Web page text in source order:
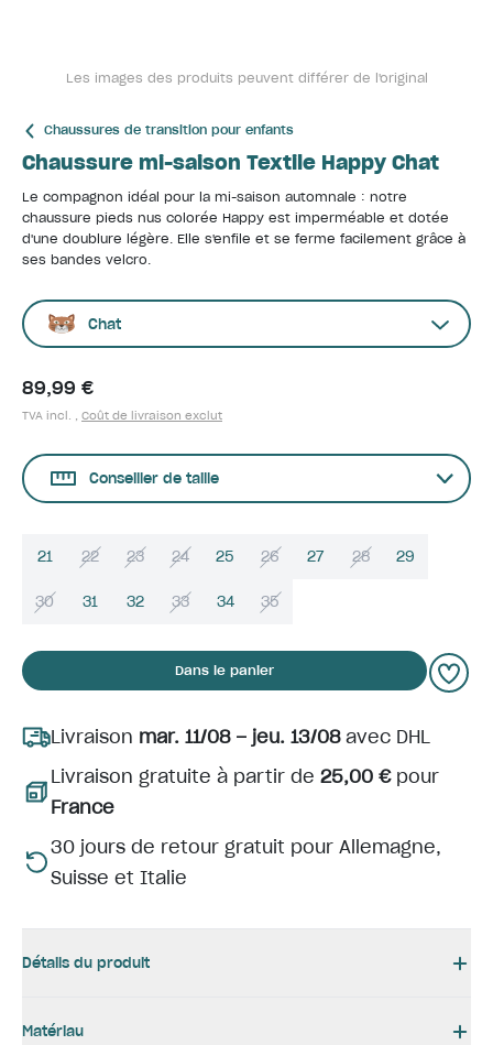
Les images des produits peuvent différer de l'original
Chaussures de transition pour enfants
Chaussure mi-saison Textile Happy Chat
Le compagnon idéal pour la mi-saison automnale : notre
chaussure pieds nus colorée Happy est imperméable et dotée
d'une doublure légère. Elle s'enfile et se ferme facilement grâce à
ses bandes velcro.
Chat
89,99 €
TVA incl. , Coût de livraison exclut
Conseiller de taille
21 22 23 24 25 26 27 28 29
30 31 32 33 34 35
Dans le panier
Livraison mar. 11/08 – jeu. 13/08avec DHL
Livraison gratuite à partir de 25,00 €pour
France
30 jours de retour gratuit pour Allemagne,
Suisse et Italie
Détails du produit
Matériau